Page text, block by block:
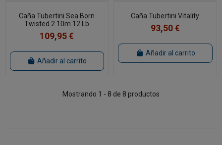
Caña Tubertini Sea Born
Twisted 2.10m 12 Lb
109,95 €
Añadir al carrito
Caña Tubertini Vitality
93,50 €
Añadir al carrito
Mostrando 1 - 8 de 8 productos